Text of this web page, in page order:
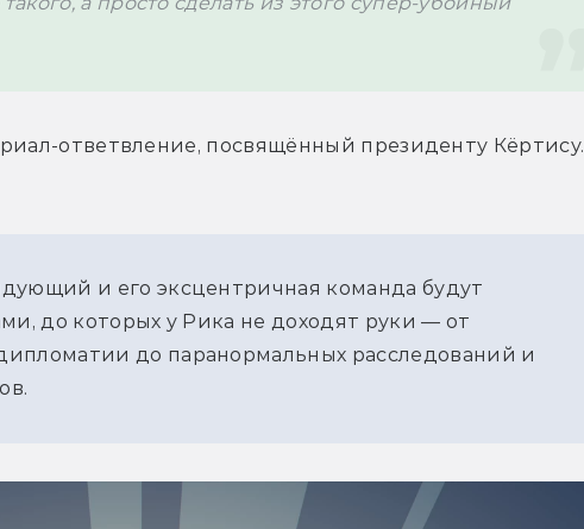
ответвление, посвящённый президенту Кёртису.
и его эксцентричная команда будут
до которых у Рика не доходят руки — от
до паранормальных расследований и